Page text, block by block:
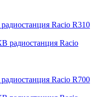
Racio R310
Racio R700